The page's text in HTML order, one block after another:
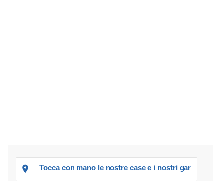
Tocca con mano le nostre case e i nostri garage!